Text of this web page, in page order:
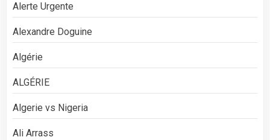
Alerte Urgente
Alexandre Doguine
Algérie
ALGÉRIE
Algerie vs Nigeria
Ali Arrass